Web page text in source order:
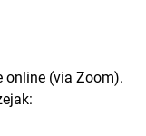
online (via Zoom).